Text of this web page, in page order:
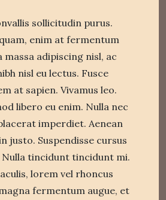
sollicitudin purus.
enim at fermentum
massa adipiscing nisl, ac
nisl eu lectus. Fusce
at sapien. Vivamus leo.
libero eu enim. Nulla nec
imperdiet. Aenean
justo. Suspendisse cursus
tincidunt tincidunt mi.
lorem vel rhoncus
fermentum augue, et